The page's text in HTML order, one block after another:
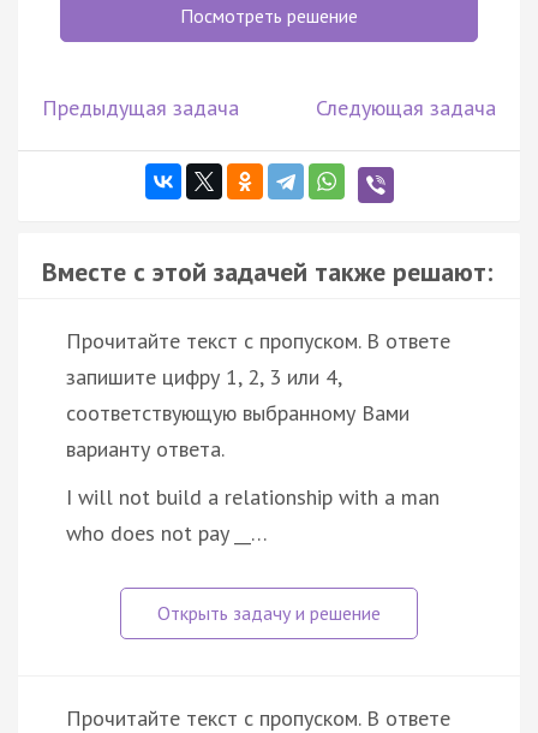
Посмотреть решение
Предыдущая задача Следующая задача
Вместе с этой задачей также решают:
Прочитайте текст с пропуском. В ответе
запишите цифру 1, 2, 3 или 4,
соответствующую выбранному Вами
варианту ответа.
I will not build a relationship with a man
who does not pay __…
Прочитайте текст с пропуском. В ответе